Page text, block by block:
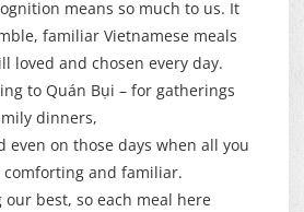
means so much to us. It
familiar Vietnamese meals
loved and chosen every day.
to Quán Bụi – for gatherings
dinners,
even on those days when all you
comforting and familiar.
best, so each meal here